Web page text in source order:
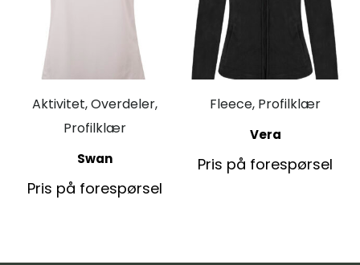
Aktivitet, Overdeler,
Profilklær
Swan
Pris på forespørsel
Fleece, Profilklær
Vera
Pris på forespørsel